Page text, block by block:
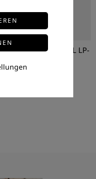
LP-
LED-Trokenbauprofil